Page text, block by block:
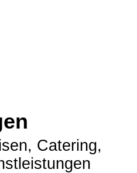
Catering,